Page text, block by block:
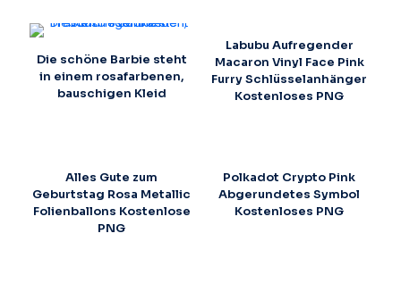
Die schöne Barbie steht
in einem rosafarbenen,
bauschigen Kleid
Labubu Aufregender
Macaron Vinyl Face Pink
Furry Schlüsselanhänger
Kostenloses PNG
Alles Gute zum
Geburtstag Rosa Metallic
Folienballons Kostenlose
PNG
Polkadot Crypto Pink
Abgerundetes Symbol
Kostenloses PNG